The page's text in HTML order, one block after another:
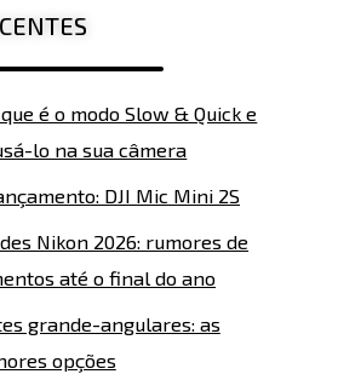
que é o modo Slow & Quick e
lo na sua câmera
DJI Mic Mini 2S
Nikon 2026: rumores de
até o final do ano
grande-angulares: as
opções